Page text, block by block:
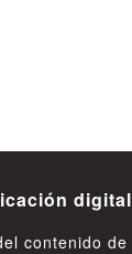
digital
contenido de